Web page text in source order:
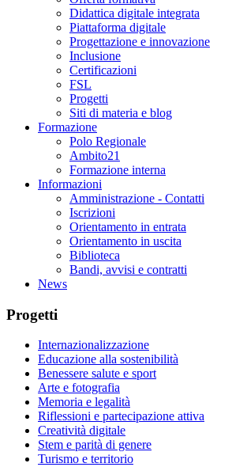
Didattica digitale integrata
Piattaforma digitale
Progettazione e innovazione
Inclusione
Certificazioni
FSL
Progetti
Siti di materia e blog
Formazione
Polo Regionale
Ambito21
Formazione interna
Informazioni
Amministrazione - Contatti
Iscrizioni
Orientamento in entrata
Orientamento in uscita
Biblioteca
Bandi, avvisi e contratti
News
Progetti
Internazionalizzazione
Educazione alla sostenibilità
Benessere salute e sport
Arte e fotografia
Memoria e legalità
Riflessioni e partecipazione attiva
Creatività digitale
Stem e parità di genere
Turismo e territorio